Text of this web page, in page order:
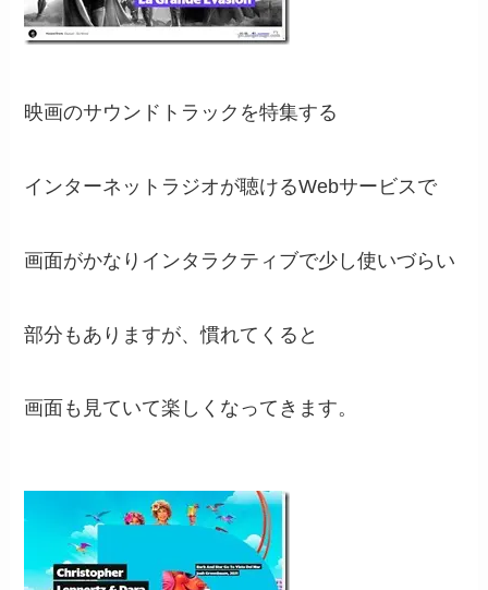
映画のサウンドトラックを特集する
インターネットラジオが聴けるWebサービスで
画面がかなりインタラクティブで少し使いづらい
部分もありますが、慣れてくると
画面も見ていて楽しくなってきます。